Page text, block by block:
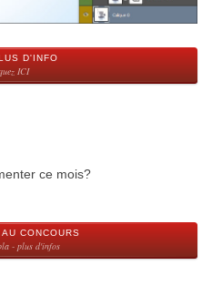
D'INFO
ICI
ce mois?
CONCOURS
- plus d'infos